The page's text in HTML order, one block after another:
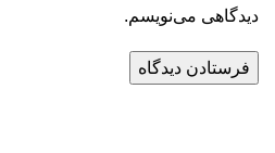
دیدگاهی می‌نویسم.